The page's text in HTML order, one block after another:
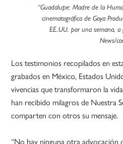
“Guadalupe: Madre de la
cinematográfica de Goya
EE.UU. por una semana,
News/
Los testimonios recopilados en
grabados en México, Estados
vivencias que transformaron la
han recibido milagros de Nuestra
comparten con otros su mensaje.
“No hay ninguna otra advocación